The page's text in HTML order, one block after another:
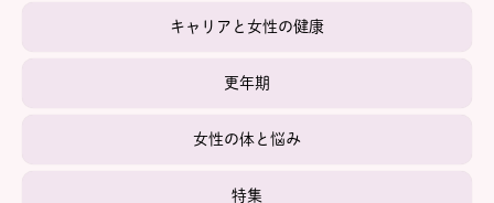
キャリアと女性の健康
更年期
女性の体と悩み
特集